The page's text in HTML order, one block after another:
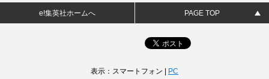
e!集英社ホームへ PAGE TOP
表示：スマートフォン | PC